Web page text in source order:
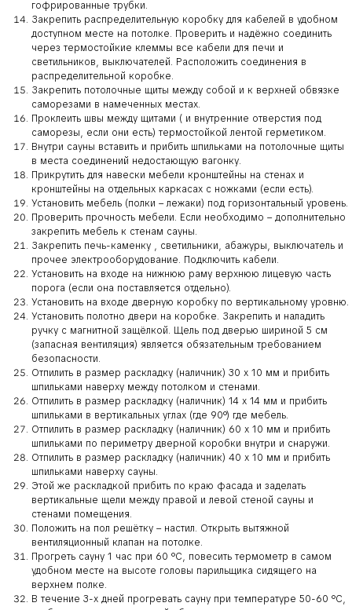
гофрированные трубки.
Закрепить распределительную коробку для кабелей в удобном
доступном месте на потолке. Проверить и надёжно соединить
через термостойкие клеммы все кабели для печи и
светильников, выключателей. Расположить соединения в
распределительной коробке.
Закрепить потолочные щиты между собой и к верхней обвязке
саморезами в намеченных местах.
Проклеить швы между щитами ( и внутренние отверстия под
саморезы, если они есть) термостойкой лентой герметиком.
Внутри сауны вставить и прибить шпильками на потолочные щиты
в места соединений недостающую вагонку.
Прикрутить для навески мебели кронштейны на стенах и
кронштейны на отдельных каркасах с ножками (если есть).
Установить мебель (полки – лежаки) под горизонтальный уровень.
Проверить прочность мебели. Если необходимо – дополнительно
закрепить мебель к стенам сауны.
Закрепить печь-каменку , светильники, абажуры, выключатель и
прочее электрооборудование. Подключить кабели.
Установить на входе на нижнюю раму верхнюю лицевую часть
порога (если она поставляется отдельно).
Установить на входе дверную коробку по вертикальному уровню.
Установить полотно двери на коробке. Закрепить и наладить
ручку с магнитной защёлкой. Щель под дверью шириной 5 см
(запасная вентиляция) является обязательным требованием
безопасности.
Отпилить в размер раскладку (наличник) 30 х 10 мм и прибить
шпильками наверху между потолком и стенами.
Отпилить в размер раскладку (наличник) 14 х 14 мм и прибить
шпильками в вертикальных углах (где 90°) где мебель.
Отпилить в размер раскладку (наличник) 60 х 10 мм и прибить
шпильками по периметру дверной коробки внутри и снаружи.
Отпилить в размер раскладку (наличник) 40 х 10 мм и прибить
шпильками наверху сауны.
Этой же раскладкой прибить по краю фасада и заделать
вертикальные щели между правой и левой стеной сауны и
стенами помещения.
Положить на пол решётку – настил. Открыть вытяжной
вентиляционный клапан на потолке.
Прогреть сауну 1 час при 60 °С, повесить термометр в самом
удобном месте на высоте головы парильщика сидящего на
верхнем полке.
В течение 3-х дней прогревать сауну при температуре 50-60 °С,